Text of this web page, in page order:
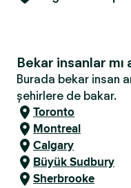
Bekar insanlar
Burada bekar insan
şehirlere de bakar.
Toronto
Montreal
Calgary
Büyük Sudbury
Sherbrooke